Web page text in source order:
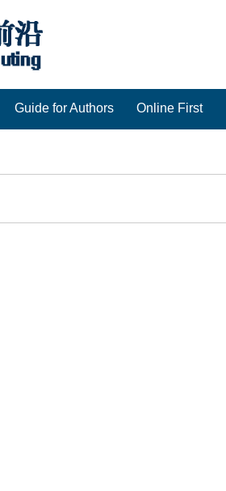
Guide for Authors Online First